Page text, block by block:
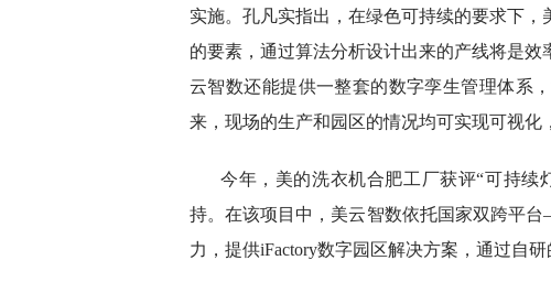
实施。孔凡实指出，在绿色可持续的要求下
的要素，通过算法分析设计出来的产线将是
云智数还能提供一整套的数字孪生管理体系
来，现场的生产和园区的情况均可实现可视化
今年，美的洗衣机合肥工厂获评“可持续
持。在该项目中，美云智数依托国家双跨平
力，提供iFactory数字园区解决方案，通过自